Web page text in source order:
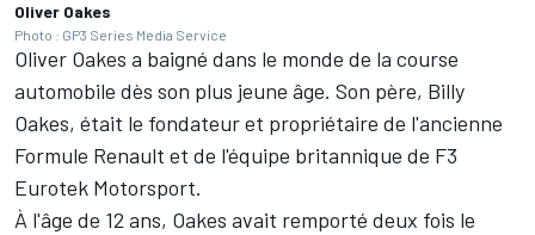
Oliver Oakes
Photo : GP3 Series Media Service
Oliver Oakes a baigné dans le monde de la course
automobile dès son plus jeune âge. Son père, Billy
Oakes, était le fondateur et propriétaire de l'ancienne
Formule Renault et de l'équipe britannique de F3
Eurotek Motorsport.
À l'âge de 12 ans, Oakes avait remporté deux fois le